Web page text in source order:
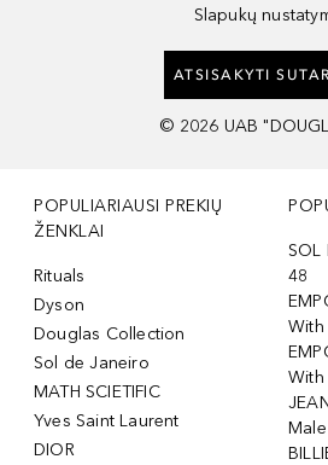
Slapukų
ATSISAKYTI
© 2026 UAB
POPULIARIAUSI PREKIŲ
ŽENKLAI
Rituals
Dyson
Douglas Collection
Sol de Janeiro
MATH SCIETIFIC
Yves Saint Laurent
DIOR
SOL
48
With
With